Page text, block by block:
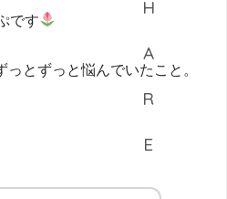
です
とずっと悩んでいたこと。